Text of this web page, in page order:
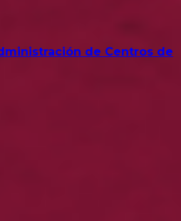
de Centros de